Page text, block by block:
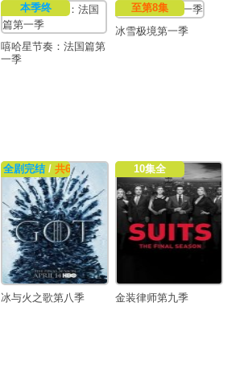
本季终
嘻哈星节奏：法国篇第
一季
至第8集
冰雪极境第一季
全剧完结 /共6集
冰与火之歌第八季
10集全
金装律师第九季